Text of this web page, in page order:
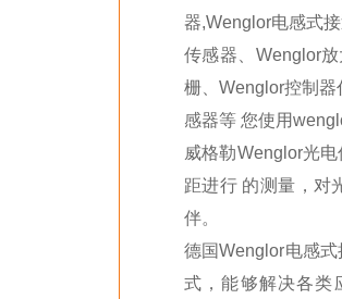
器,Wenglor电感式
传感器、Wenglor
栅、Wenglor控制
感器等 您使用
威格勒Wenglor光
距进行 的测量，对
伴。
德国Wenglor电感
式，能够解决各类